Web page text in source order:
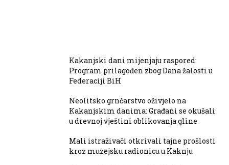
Kakanjski dani mijenjaju raspored:
Program prilagođen zbog Dana žalosti u
Federaciji BiH
Neolitsko grnčarstvo oživjelo na
Kakanjskim danima: Građani se okušali
u drevnoj vještini oblikovanja gline
Mali istraživači otkrivali tajne prošlosti
kroz muzejsku radionicu u Kaknju